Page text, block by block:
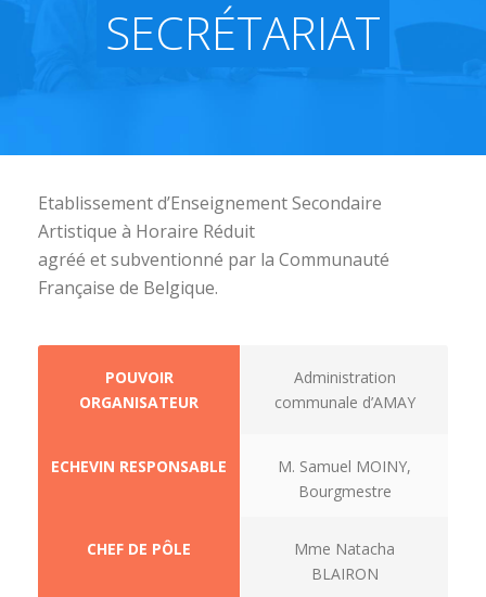
SECRÉTARIAT
Etablissement d’Enseignement Secondaire
Artistique à Horaire Réduit
agréé et subventionné par la Communauté
Française de Belgique.
POUVOIR
ORGANISATEUR
Administration
communale d’AMAY
ECHEVIN RESPONSABLE
M. Samuel MOINY,
Bourgmestre
CHEF DE PÔLE
Mme Natacha
BLAIRON